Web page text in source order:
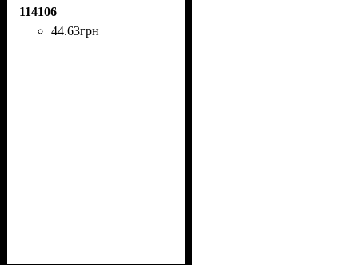
114106
44.63грн